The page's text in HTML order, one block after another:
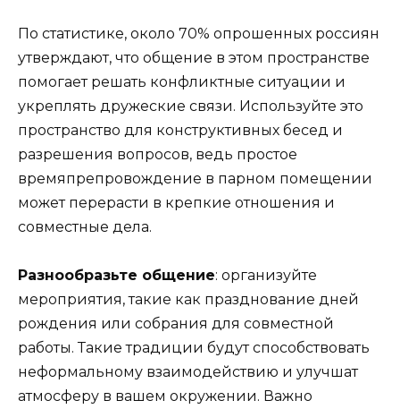
По статистике, около 70% опрошенных россиян
утверждают, что общение в этом пространстве
помогает решать конфликтные ситуации и
укреплять дружеские связи. Используйте это
пространство для конструктивных бесед и
разрешения вопросов, ведь простое
времяпрепровождение в парном помещении
может перерасти в крепкие отношения и
совместные дела.
Разнообразьте общение: организуйте
мероприятия, такие как празднование дней
рождения или собрания для совместной
работы. Такие традиции будут способствовать
неформальному взаимодействию и улучшат
атмосферу в вашем окружении. Важно